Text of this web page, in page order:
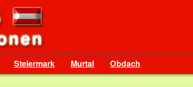
Steiermark Murtal Obdach